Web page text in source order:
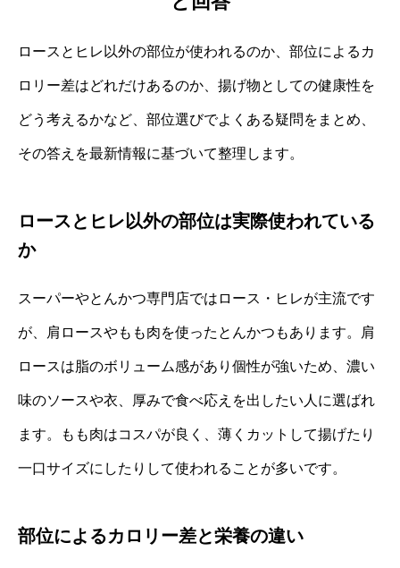
ロースとヒレ以外の部位が使われるのか、部位によるカ
ロリー差はどれだけあるのか、揚げ物としての健康性を
どう考えるかなど、部位選びでよくある疑問をまとめ、
その答えを最新情報に基づいて整理します。
ロースとヒレ以外の部位は実際使われている
か
スーパーやとんかつ専門店ではロース・ヒレが主流です
が、肩ロースやもも肉を使ったとんかつもあります。肩
ロースは脂のボリューム感があり個性が強いため、濃い
味のソースや衣、厚みで食べ応えを出したい人に選ばれ
ます。もも肉はコスパが良く、薄くカットして揚げたり
一口サイズにしたりして使われることが多いです。
部位によるカロリー差と栄養の違い